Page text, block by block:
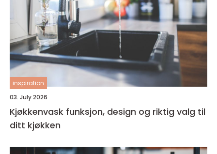
inspiration
03. July 2026
Kjøkkenvask funksjon, design og riktig valg til
ditt kjøkken